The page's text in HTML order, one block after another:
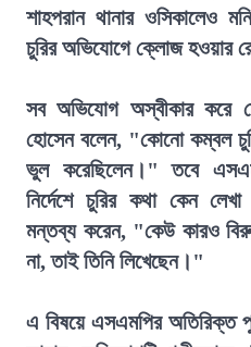
শাহপরান থানার ওসিকালেও
চুরির অভিযোগে ক্লোজ হওয়ার
সব অভিযোগ অস্বীকার করে
হোসেন বলেন, "কোনো কম্বল
ভুল করেছিলেন।" তবে
নির্দেশে চুরির কথা কেন
মন্তব্য করেন, "কেউ কারও
না, তাই তিনি লিখেছেন।"
এ বিষয়ে এসএমপির অতিরিক্ত